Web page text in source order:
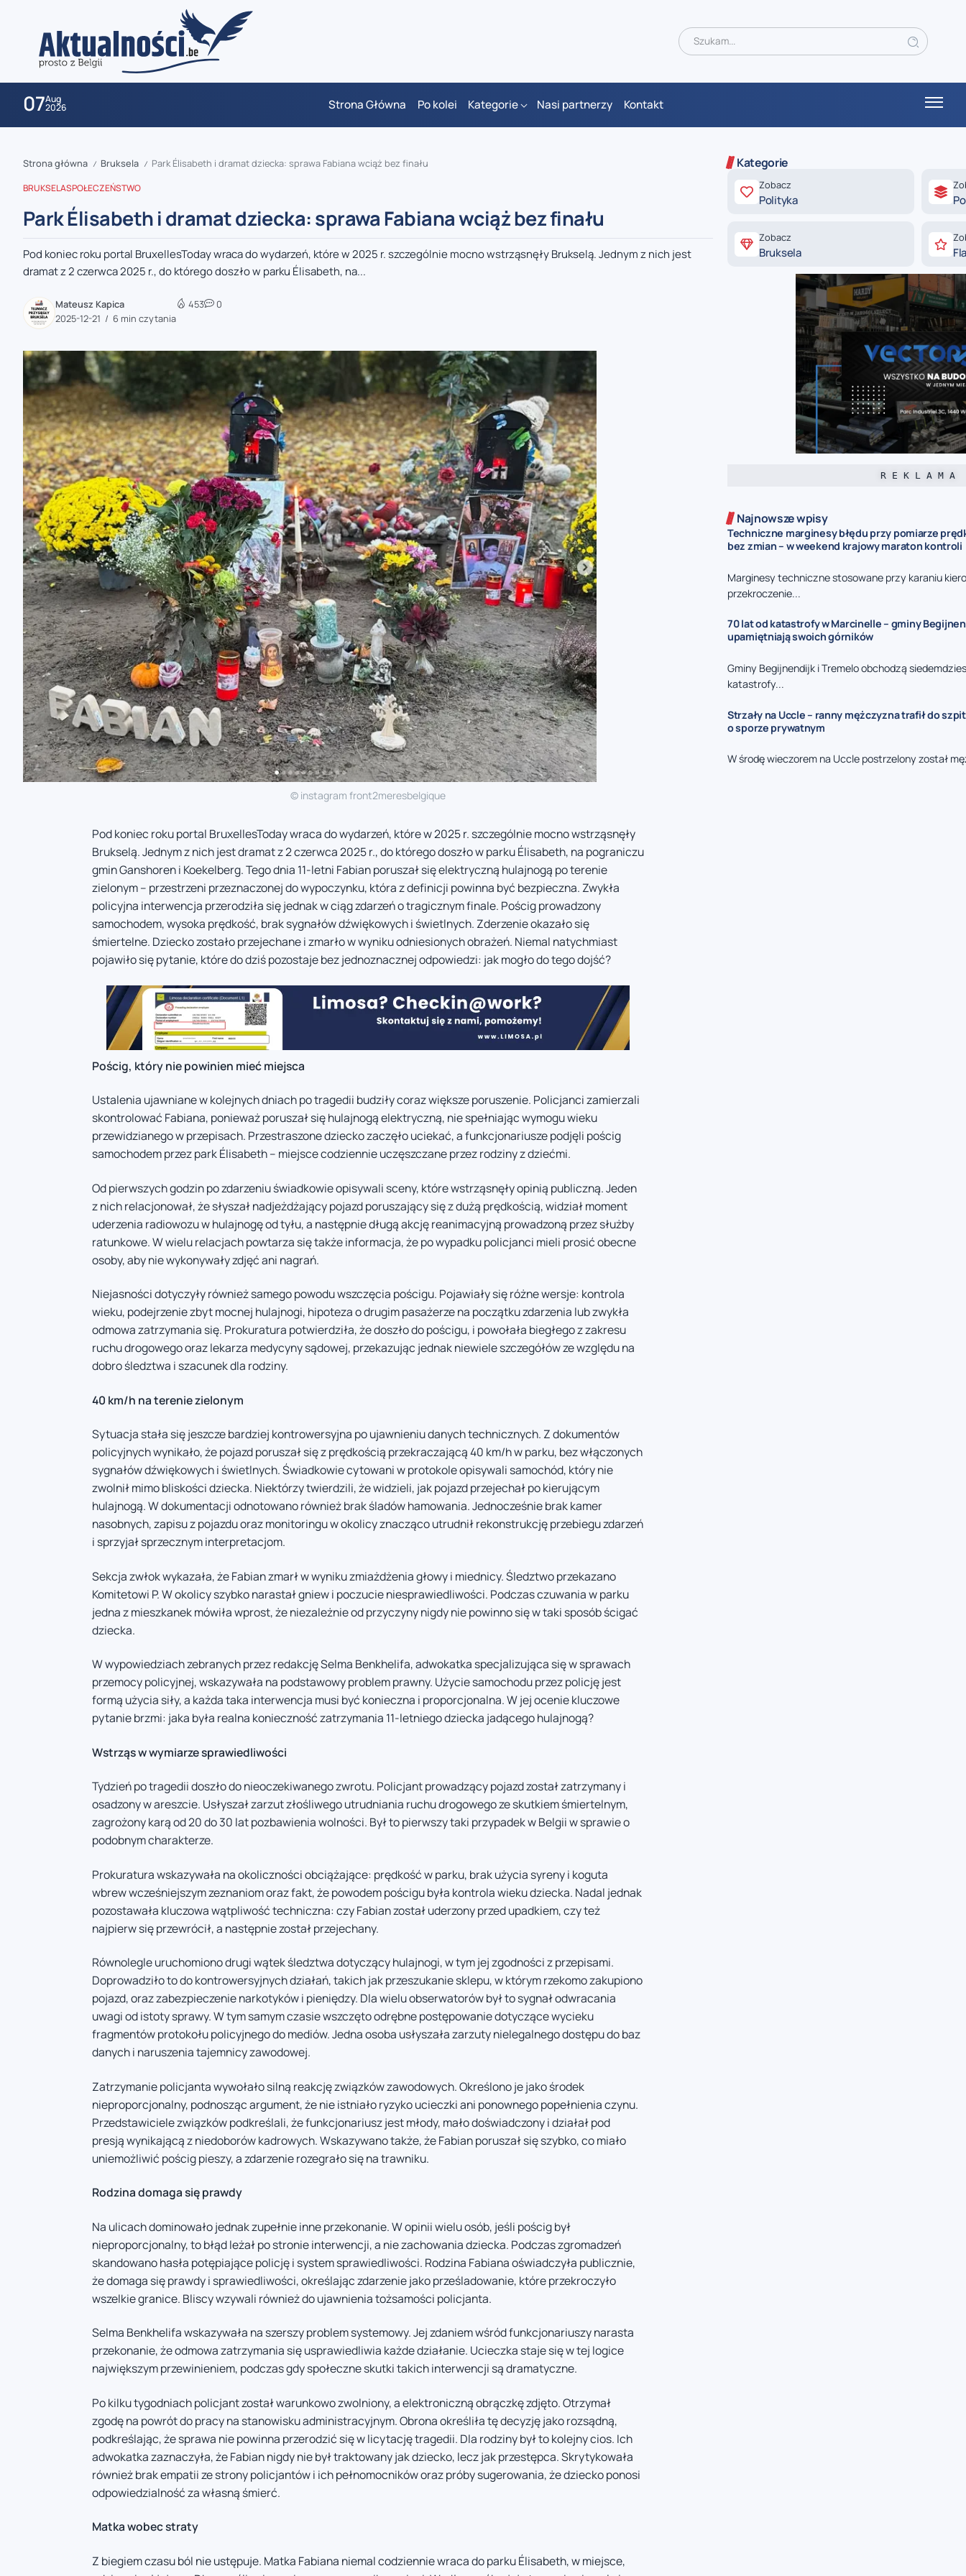
07Aug
2026 Strona Główna Po kolei Kategorie Nasi partnerzy Kontakt
zaobserwuj nas
zaobserwuj nas
zaobserwuj nas
zaobserwuj nas
zaobserwuj nas
Strona główna / Bruksela / Park Élisabeth i dramat dziecka: sprawa Fabiana wciąż bez finału
BRUKSELASPOŁECZEŃSTWO
Park Élisabeth i dramat dziecka: sprawa Fabiana wciąż bez finału
Pod koniec roku portal BruxellesToday wraca do wydarzeń, które w 2025 r. szczególnie mocno wstrząsnęły Brukselą. Jednym z nich jest
dramat z 2 czerwca 2025 r., do którego doszło w parku Élisabeth, na...
Mateusz Kapica
2025-12-21
6 min czytania
453 0
© instagram front2meresbelgique
Pod koniec roku portal BruxellesToday wraca do wydarzeń, które w 2025 r. szczególnie mocno wstrząsnęły
Brukselą. Jednym z nich jest dramat z 2 czerwca 2025 r., do którego doszło w parku Élisabeth, na pograniczu
gmin Ganshoren i Koekelberg. Tego dnia 11-letni Fabian poruszał się elektryczną hulajnogą po terenie
zielonym – przestrzeni przeznaczonej do wypoczynku, która z definicji powinna być bezpieczna. Zwykła
policyjna interwencja przerodziła się jednak w ciąg zdarzeń o tragicznym finale. Pościg prowadzony
samochodem, wysoka prędkość, brak sygnałów dźwiękowych i świetlnych. Zderzenie okazało się
śmiertelne. Dziecko zostało przejechane i zmarło w wyniku odniesionych obrażeń. Niemal natychmiast
pojawiło się pytanie, które do dziś pozostaje bez jednoznacznej odpowiedzi: jak mogło do tego dojść?
Pościg, który nie powinien mieć miejsca
Ustalenia ujawniane w kolejnych dniach po tragedii budziły coraz większe poruszenie. Policjanci zamierzali
skontrolować Fabiana, ponieważ poruszał się hulajnogą elektryczną, nie spełniając wymogu wieku
przewidzianego w przepisach. Przestraszone dziecko zaczęło uciekać, a funkcjonariusze podjęli pościg
samochodem przez park Élisabeth – miejsce codziennie uczęszczane przez rodziny z dziećmi.
Od pierwszych godzin po zdarzeniu świadkowie opisywali sceny, które wstrząsnęły opinią publiczną. Jeden
z nich relacjonował, że słyszał nadjeżdżający pojazd poruszający się z dużą prędkością, widział moment
uderzenia radiowozu w hulajnogę od tyłu, a następnie długą akcję reanimacyjną prowadzoną przez służby
ratunkowe. W wielu relacjach powtarza się także informacja, że po wypadku policjanci mieli prosić obecne
osoby, aby nie wykonywały zdjęć ani nagrań.
Niejasności dotyczyły również samego powodu wszczęcia pościgu. Pojawiały się różne wersje: kontrola
wieku, podejrzenie zbyt mocnej hulajnogi, hipoteza o drugim pasażerze na początku zdarzenia lub zwykła
odmowa zatrzymania się. Prokuratura potwierdziła, że doszło do pościgu, i powołała biegłego z zakresu
ruchu drogowego oraz lekarza medycyny sądowej, przekazując jednak niewiele szczegółów ze względu na
dobro śledztwa i szacunek dla rodziny.
40 km/h na terenie zielonym
Sytuacja stała się jeszcze bardziej kontrowersyjna po ujawnieniu danych technicznych. Z dokumentów
policyjnych wynikało, że pojazd poruszał się z prędkością przekraczającą 40 km/h w parku, bez włączonych
sygnałów dźwiękowych i świetlnych. Świadkowie cytowani w protokole opisywali samochód, który nie
zwolnił mimo bliskości dziecka. Niektórzy twierdzili, że widzieli, jak pojazd przejechał po kierującym
hulajnogą. W dokumentacji odnotowano również brak śladów hamowania. Jednocześnie brak kamer
nasobnych, zapisu z pojazdu oraz monitoringu w okolicy znacząco utrudnił rekonstrukcję przebiegu zdarzeń
i sprzyjał sprzecznym interpretacjom.
Sekcja zwłok wykazała, że Fabian zmarł w wyniku zmiażdżenia głowy i miednicy. Śledztwo przekazano
Komitetowi P. W okolicy szybko narastał gniew i poczucie niesprawiedliwości. Podczas czuwania w parku
jedna z mieszkanek mówiła wprost, że niezależnie od przyczyny nigdy nie powinno się w taki sposób ścigać
dziecka.
W wypowiedziach zebranych przez redakcję Selma Benkhelifa, adwokatka specjalizująca się w sprawach
przemocy policyjnej, wskazywała na podstawowy problem prawny. Użycie samochodu przez policję jest
formą użycia siły, a każda taka interwencja musi być konieczna i proporcjonalna. W jej ocenie kluczowe
pytanie brzmi: jaka była realna konieczność zatrzymania 11-letniego dziecka jadącego hulajnogą?
Wstrząs w wymiarze sprawiedliwości
Tydzień po tragedii doszło do nieoczekiwanego zwrotu. Policjant prowadzący pojazd został zatrzymany i
osadzony w areszcie. Usłyszał zarzut złośliwego utrudniania ruchu drogowego ze skutkiem śmiertelnym,
zagrożony karą od 20 do 30 lat pozbawienia wolności. Był to pierwszy taki przypadek w Belgii w sprawie o
podobnym charakterze.
Prokuratura wskazywała na okoliczności obciążające: prędkość w parku, brak użycia syreny i koguta
wbrew wcześniejszym zeznaniom oraz fakt, że powodem pościgu była kontrola wieku dziecka. Nadal jednak
pozostawała kluczowa wątpliwość techniczna: czy Fabian został uderzony przed upadkiem, czy też
najpierw się przewrócił, a następnie został przejechany.
Równolegle uruchomiono drugi wątek śledztwa dotyczący hulajnogi, w tym jej zgodności z przepisami.
Doprowadziło to do kontrowersyjnych działań, takich jak przeszukanie sklepu, w którym rzekomo zakupiono
pojazd, oraz zabezpieczenie narkotyków i pieniędzy. Dla wielu obserwatorów był to sygnał odwracania
uwagi od istoty sprawy. W tym samym czasie wszczęto odrębne postępowanie dotyczące wycieku
fragmentów protokołu policyjnego do mediów. Jedna osoba usłyszała zarzuty nielegalnego dostępu do baz
danych i naruszenia tajemnicy zawodowej.
Zatrzymanie policjanta wywołało silną reakcję związków zawodowych. Określono je jako środek
nieproporcjonalny, podnosząc argument, że nie istniało ryzyko ucieczki ani ponownego popełnienia czynu.
Przedstawiciele związków podkreślali, że funkcjonariusz jest młody, mało doświadczony i działał pod
presją wynikającą z niedoborów kadrowych. Wskazywano także, że Fabian poruszał się szybko, co miało
uniemożliwić pościg pieszy, a zdarzenie rozegrało się na trawniku.
Rodzina domaga się prawdy
Na ulicach dominowało jednak zupełnie inne przekonanie. W opinii wielu osób, jeśli pościg był
nieproporcjonalny, to błąd leżał po stronie interwencji, a nie zachowania dziecka. Podczas zgromadzeń
skandowano hasła potępiające policję i system sprawiedliwości. Rodzina Fabiana oświadczyła publicznie,
że domaga się prawdy i sprawiedliwości, określając zdarzenie jako prześladowanie, które przekroczyło
wszelkie granice. Bliscy wzywali również do ujawnienia tożsamości policjanta.
Selma Benkhelifa wskazywała na szerszy problem systemowy. Jej zdaniem wśród funkcjonariuszy narasta
przekonanie, że odmowa zatrzymania się usprawiedliwia każde działanie. Ucieczka staje się w tej logice
największym przewinieniem, podczas gdy społeczne skutki takich interwencji są dramatyczne.
Po kilku tygodniach policjant został warunkowo zwolniony, a elektroniczną obrączkę zdjęto. Otrzymał
zgodę na powrót do pracy na stanowisku administracyjnym. Obrona określiła tę decyzję jako rozsądną,
podkreślając, że sprawa nie powinna przerodzić się w licytację tragedii. Dla rodziny był to kolejny cios. Ich
adwokatka zaznaczyła, że Fabian nigdy nie był traktowany jak dziecko, lecz jak przestępca. Skrytykowała
również brak empatii ze strony policjantów i ich pełnomocników oraz próby sugerowania, że dziecko ponosi
odpowiedzialność za własną śmierć.
Matka wobec straty
Z biegiem czasu ból nie ustępuje. Matka Fabiana niemal codziennie wraca do parku Élisabeth, w miejsce,
Kategorie
Zobacz
Polityka
Zobacz
Bruksela
R E K L A M A
Najnowsze wpisy
Techniczne marginesy błędu przy pomiarze
bez zmian – w weekend krajowy maraton kontroli
Marginesy techniczne stosowane przy karaniu
przekroczenie...
70 lat od katastrofy w Marcinelle – gminy
upamiętniają swoich górników
Gminy Begijnendijk i Tremelo obchodzą
katastrofy...
Strzały na Uccle – ranny mężczyzna trafił do
o sporze prywatnym
W środę wieczorem na Uccle postrzelony został